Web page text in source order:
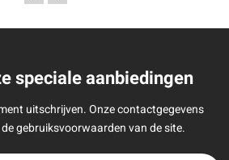
speciale aanbiedingen
uitschrijven. Onze contactgegevens
gebruiksvoorwaarden van de site.